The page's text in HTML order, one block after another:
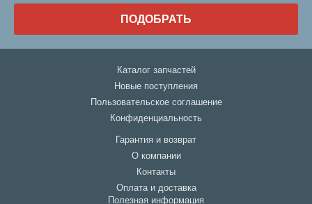
ПОДОБРАТЬ
Каталог запчастей
Новые поступления
Пользовательское соглашение
Конфиденциальность
Гарантия и возврат
О компании
Контакты
Оплата и доставка
Полезная информация